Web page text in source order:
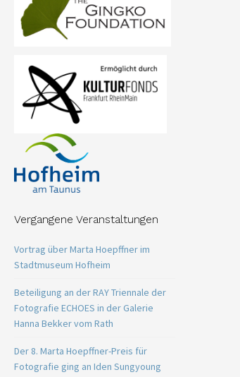
Vergangene Veranstaltungen
Vortrag über Marta Hoepffner im
Stadtmuseum Hofheim
Beteiligung an der RAY Triennale der
Fotografie ECHOES in der Galerie
Hanna Bekker vom Rath
Der 8. Marta Hoepffner-Preis für
Fotografie ging an Iden Sungyoung